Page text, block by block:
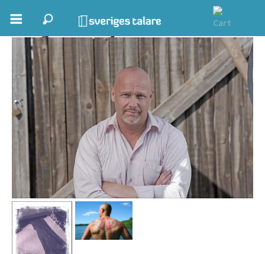
Boka ett möte
Samhällsnytta
Inspiration
Inspirerande Föreläsare
Personlig utveckling, målsättning
Life Stories & Trivsel
Keynote
Moderator, konferencier
​Jörgen Lerjestad